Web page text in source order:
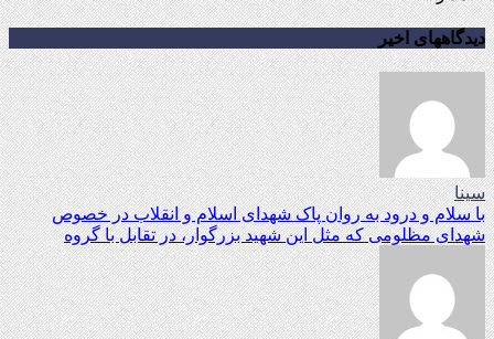
دیدگاههای اخیر
سینا
با سلام و درود به روان پاک شهدای اسلام و انقلاب در خصوص
شهدای مظلومی که مثل این شهید بزرگوار، در تقابل با گروه